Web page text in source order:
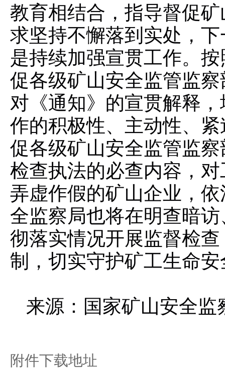
教育相结合，指导督促
求坚持不懈落到实处，
是持续加强宣贯工作。
促各级矿山安全监管监
对《通知》的宣贯解释
作的积极性、主动性、
促各级矿山安全监管监
检查执法的必查内容，
弄虚作假的矿山企业，
全监察局也将在明查暗
彻落实情况开展监督检
制，切实守护矿工生命
来源：国家矿山安全监
附件下载地址